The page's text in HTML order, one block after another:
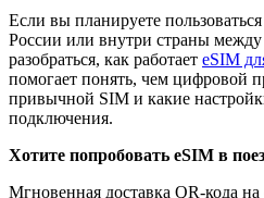
Если вы планируете
России или внутри страны
разобраться, как работает eSIM
помогает понять, чем цифровой
привычной SIM и какие
подключения.
Хотите попробовать eSIM в
Мгновенная доставка QR-кода